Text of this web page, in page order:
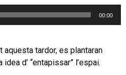
00:00
aquesta tardor, es plantaran
d’ “entapissar” l’espai.